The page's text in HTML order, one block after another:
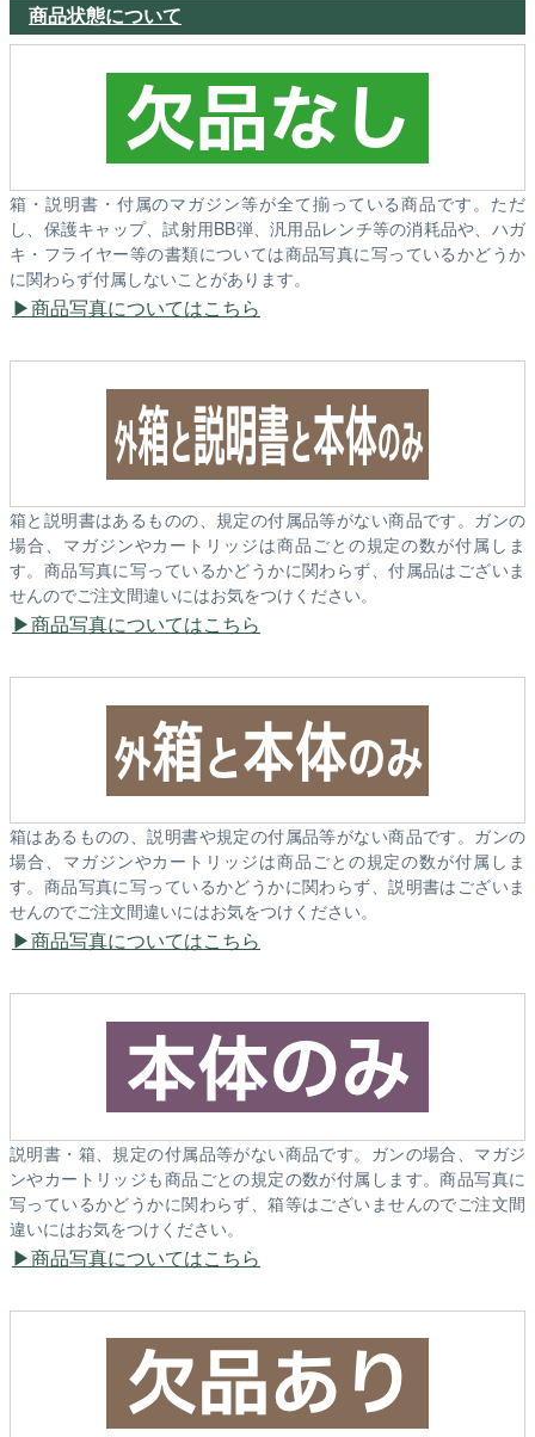
商品状態について
箱・説明書・付属のマガジン等が全て揃っている商品です。ただ
し、保護キャップ、試射用BB弾、汎用品レンチ等の消耗品や、ハガ
キ・フライヤー等の書類については商品写真に写っているかどうか
に関わらず付属しないことがあります。
商品写真についてはこちら
箱と説明書はあるものの、規定の付属品等がない商品です。ガンの
場合、マガジンやカートリッジは商品ごとの規定の数が付属しま
す。商品写真に写っているかどうかに関わらず、付属品はございま
せんのでご注文間違いにはお気をつけください。
商品写真についてはこちら
箱はあるものの、説明書や規定の付属品等がない商品です。ガンの
場合、マガジンやカートリッジは商品ごとの規定の数が付属しま
す。商品写真に写っているかどうかに関わらず、説明書はございま
せんのでご注文間違いにはお気をつけください。
商品写真についてはこちら
説明書・箱、規定の付属品等がない商品です。ガンの場合、マガジ
ンやカートリッジも商品ごとの規定の数が付属します。商品写真に
写っているかどうかに関わらず、箱等はございませんのでご注文間
違いにはお気をつけください。
商品写真についてはこちら